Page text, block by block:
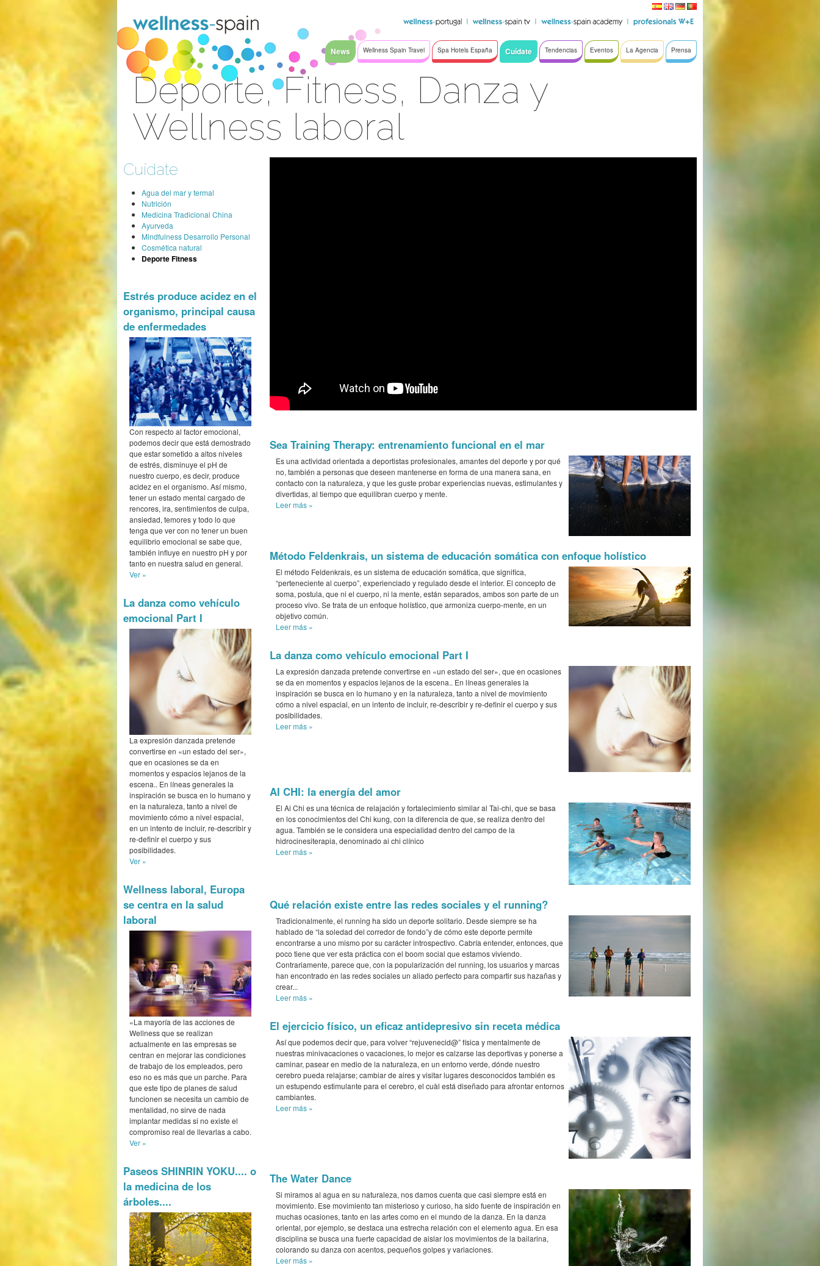
News Wellness Spain Travel Spa Hotels España Cuídate Tendencias Eventos La Agencia Prensa
Deporte, Fitness, Danza y
Wellness laboral
Cuídate
Agua del mar y termal
Nutrición
Medicina Tradicional China
Ayurveda
Mindfulness Desarrollo Personal
Cosmética natural
Deporte Fitness
Estrés produce acidez en el
organismo, principal causa
de enfermedades
Con respecto al factor emocional,
podemos decir que está demostrado
que estar sometido a altos niveles
de estrés, disminuye el pH de
nuestro cuerpo, es decir, produce
acidez en el organismo. Así mismo,
tener un estado mental cargado de
rencores, ira, sentimientos de culpa,
ansiedad, temores y todo lo que
tenga que ver con no tener un buen
equilibrio emocional se sabe que,
también influye en nuestro pH y por
tanto en nuestra salud en general.
Ver »
La danza como vehículo
emocional Part I
La expresión danzada pretende
convertirse en «un estado del ser»,
que en ocasiones se da en
momentos y espacios lejanos de la
escena.. En líneas generales la
inspiración se busca en lo humano y
en la naturaleza, tanto a nivel de
movimiento cómo a nivel espacial,
en un intento de incluir, re-describir y
re-definir el cuerpo y sus
posibilidades.
Ver »
Wellness laboral, Europa
se centra en la salud
laboral
«La mayoría de las acciones de
Wellness que se realizan
actualmente en las empresas se
centran en mejorar las condiciones
de trabajo de los empleados, pero
eso no es más que un parche. Para
que este tipo de planes de salud
funcionen se necesita un cambio de
mentalidad, no sirve de nada
implantar medidas si no existe el
compromiso real de llevarlas a cabo.
Ver »
Paseos SHINRIN YOKU.... o
la medicina de los
árboles....
Sea Training Therapy: entrenamiento funcional en el mar
Es una actividad orientada a deportistas profesionales, amantes del deporte y por qué
no, también a personas que deseen mantenerse en forma de una manera sana, en
contacto con la naturaleza, y que les guste probar experiencias nuevas, estimulantes y
divertidas, al tiempo que equilibran cuerpo y mente.
Leer más »
Método Feldenkrais, un sistema de educación somática con enfoque holístico
El método Feldenkrais, es un sistema de educación somática, que significa,
“perteneciente al cuerpo”, experienciado y regulado desde el interior. El concepto de
soma, postula, que ni el cuerpo, ni la mente, están separados, ambos son parte de un
proceso vivo. Se trata de un enfoque holístico, que armoniza cuerpo-mente, en un
objetivo común.
Leer más »
La danza como vehículo emocional Part I
La expresión danzada pretende convertirse en «un estado del ser», que en ocasiones
se da en momentos y espacios lejanos de la escena.. En líneas generales la
inspiración se busca en lo humano y en la naturaleza, tanto a nivel de movimiento
cómo a nivel espacial, en un intento de incluir, re-describir y re-definir el cuerpo y sus
posibilidades.
Leer más »
AI CHI: la energía del amor
El Ai Chi es una técnica de relajación y fortalecimiento similar al Tai-chi, que se basa
en los conocimientos del Chi kung, con la diferencia de que, se realiza dentro del
agua. También se le considera una especialidad dentro del campo de la
hidrocinesiterapia, denominado ai chi clínico
Leer más »
Qué relación existe entre las redes sociales y el running?
Tradicionalmente, el running ha sido un deporte solitario. Desde siempre se ha
hablado de “la soledad del corredor de fondo”y de cómo este deporte permite
encontrarse a uno mismo por su carácter introspectivo. Cabría entender, entonces, que
poco tiene que ver esta práctica con el boom social que estamos viviendo.
Contrariamente, parece que, con la popularización del running, los usuarios y marcas
han encontrado en las redes sociales un aliado perfecto para compartir sus hazañas y
crear...
Leer más »
El ejercicio físico, un eficaz antidepresivo sin receta médica
Así que podemos decir que, para volver “rejuvenecid@” física y mentalmente de
nuestras minivacaciones o vacaciones, lo mejor es calzarse las deportivas y ponerse a
caminar, pasear en medio de la naturaleza, en un entorno verde, dónde nuestro
cerebro pueda relajarse; cambiar de aires y visitar lugares desconocidos también es
un estupendo estimulante para el cerebro, el cuàl está diseñado para afrontar entornos
cambiantes.
Leer más »
The Water Dance
Si miramos al agua en su naturaleza, nos damos cuenta que casi siempre está en
movimiento. Ese movimiento tan misterioso y curioso, ha sido fuente de inspiración en
muchas ocasiones, tanto en las artes como en el mundo de la danza. En la danza
oriental, por ejemplo, se destaca una estrecha relación con el elemento agua. En esa
disciplina se busca una fuerte capacidad de aislar los movimientos de la bailarina,
colorando su danza con acentos, pequeños golpes y variaciones.
Leer más »